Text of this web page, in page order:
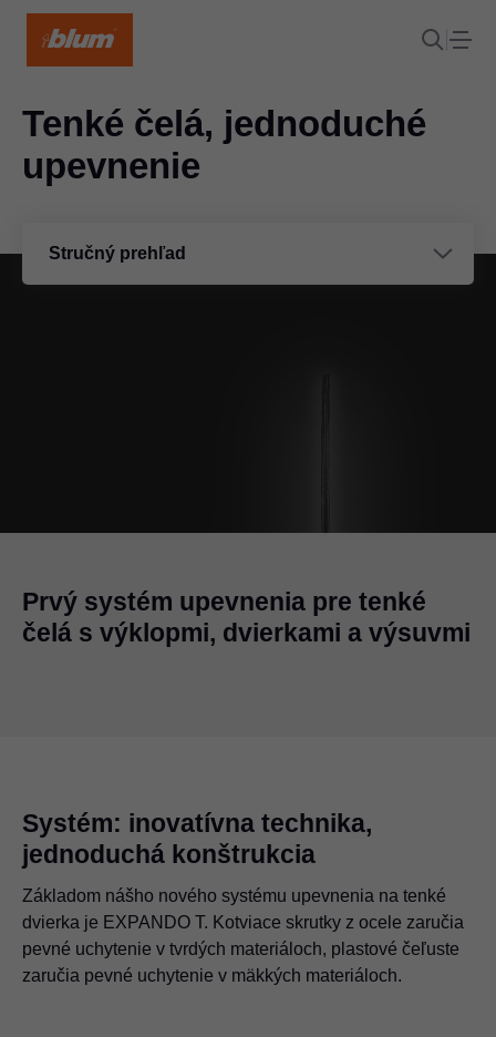
Stručný prehľad
Tenké čelá, jednoduché
upevnenie
Prvý systém upevnenia pre tenké
čelá s výklopmi, dvierkami a výsuvmi
Systém: inovatívna technika,
jednoduchá konštrukcia
Základom nášho nového systému upevnenia na tenké
dvierka je EXPANDO T. Kotviace skrutky z ocele zaručia
pevné uchytenie v tvrdých materiáloch, plastové čeľuste
zaručia pevné uchytenie v mäkkých materiáloch.